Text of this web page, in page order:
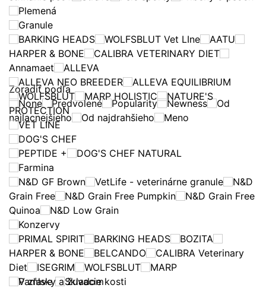
Plemená
Granule
BARKING HEADS
WOLFSBLUT Vet LIne
AATU
HARPER & BONE
CALIBRA VETERINARY DIET
Annamaet
ALLEVA
ALLEVA NEO BREEDER
ALLEVA EQUILIBRIUM
WOLFSBLUT
MARP HOLISTIC
NATURE'S
PROTECTION
VET LINE
DOG'S CHEF
PEPTIDE +
DOG'S CHEF NATURAL
Farmina
N&D GF Brown
VetLife - veterinárne granule
N&D
Grain Free
N&D Grain Free Pumpkin
N&D Grain Free
Quinoa
N&D Low Grain
Konzervy
PRIMAL SPIRIT
BARKING HEADS
BOZITA
HARPER & BONE
BELCANDO
CALIBRA Veterinary
Diet
ISEGRIM WOLFSBLUT
MARP
Pamlsky a žuvacie kosti
Zoradiť podľa
None
Predvolené Popularity Newness
Od
najlacnejšieho
Od najdrahšieho Meno
V zľave Skladom